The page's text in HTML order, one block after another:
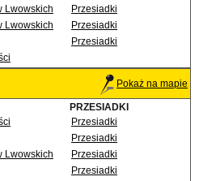
Lwowskich
Przesiadki
Lwowskich
Przesiadki
Przesiadki
Pokaż na mapie
PRZESIADKI
Przesiadki
Przesiadki
Lwowskich
Przesiadki
Przesiadki